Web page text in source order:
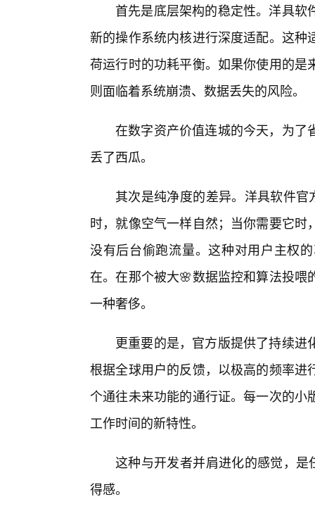
首先是底层架构的稳定性。洋具
新的操作系统内核进行深度适配。这
荷运行时的功耗平衡。如果你使用的
则面临着系统崩溃、数据丢失的风险。
在数字资产价值连城的今天，为了
丢了西瓜。
其次是纯净度的差异。洋具软件官
时，就像空气一样自然；当你需要它
没有后台偷跑流量。这种对用户主权
在。在那个被大🌸数据监控和算法投
一种奢侈。
更重要的是，官方版提供了持续
根据全球用户的反馈，以极高的频率
个通往未来功能的通行证。每一次的
工作时间的新特性。
这种与开发者并肩进化的感觉，是
得感。